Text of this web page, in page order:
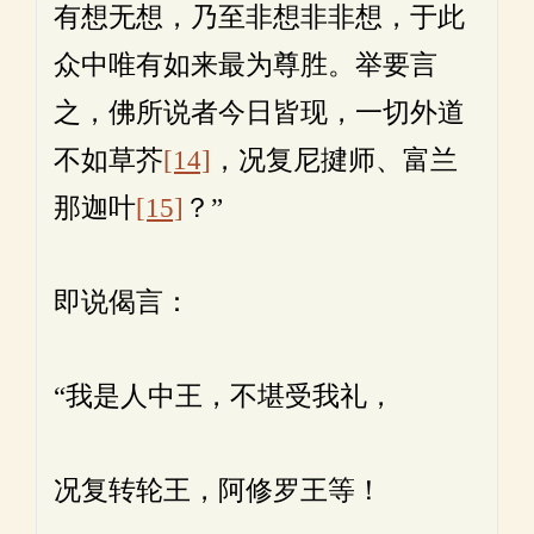
有想无想，乃至非想非非想，于此
众中唯有如来最为尊胜。举要言
之，佛所说者今日皆现，一切外道
不如草芥[14] ，况复尼揵师、富兰
那迦叶[15] ？”
即说偈言：
“我是人中王，不堪受我礼，
况复转轮王，阿修罗王等！